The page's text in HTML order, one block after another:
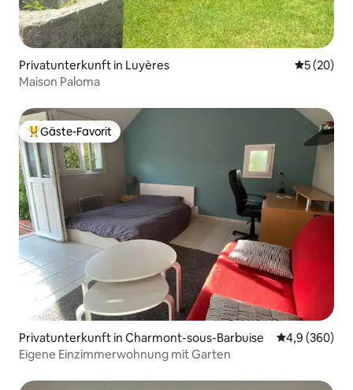
Privatunterkunft in Luyères
5 (20)
Maison Paloma
Beliebter Gäste-Favorit.
Gäste-Favorit
Privatunterkunft in Charmont-sous-Barbuise
4,9 (360)
Eigene Einzimmerwohnung mit Garten